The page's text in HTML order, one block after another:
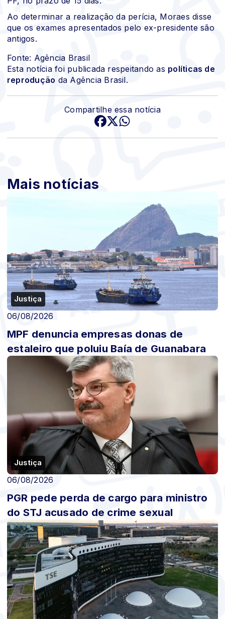
Ao determinar a realização da perícia, Moraes disse
que os exames apresentados pelo ex-presidente são
antigos.
Fonte: Agência Brasil
Esta notícia foi publicada respeitando as políticas de
reprodução da Agência Brasil.
Compartilhe essa notícia
Mais notícias
Justiça
06/08/2026
MPF denuncia empresas donas de
estaleiro que poluiu Baía de Guanabara
Justiça
06/08/2026
PGR pede perda de cargo para ministro
do STJ acusado de crime sexual